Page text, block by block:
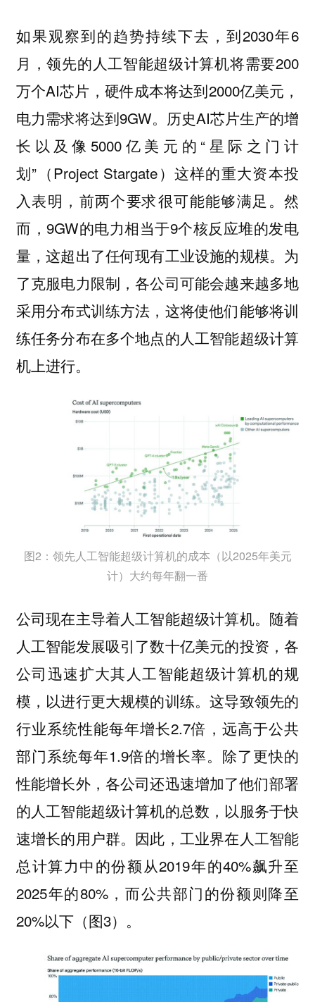
如果观察到的趋势持续下去，到2030年6
月，领先的人工智能超级计算机将需要200
万个AI芯片，硬件成本将达到2000亿美元，
电力需求将达到9GW。历史AI芯片生产的增
长以及像5000亿美元的“星际之门计
划”（Project Stargate）这样的重大资本投
入表明，前两个要求很可能能够满足。然
而，9GW的电力相当于9个核反应堆的发电
量，这超出了任何现有工业设施的规模。为
了克服电力限制，各公司可能会越来越多地
采用分布式训练方法，这将使他们能够将训
练任务分布在多个地点的人工智能超级计算
机上进行。
图2：领先人工智能超级计算机的成本（以2025年美元
计）大约每年翻一番
公司现在主导着人工智能超级计算机。随着
人工智能发展吸引了数十亿美元的投资，各
公司迅速扩大其人工智能超级计算机的规
模，以进行更大规模的训练。这导致领先的
行业系统性能每年增长2.7倍，远高于公共
部门系统每年1.9倍的增长率。除了更快的
性能增长外，各公司还迅速增加了他们部署
的人工智能超级计算机的总数，以服务于快
速增长的用户群。因此，工业界在人工智能
总计算力中的份额从2019年的40%飙升至
2025年的80%，而公共部门的份额则降至
20%以下（图3）。